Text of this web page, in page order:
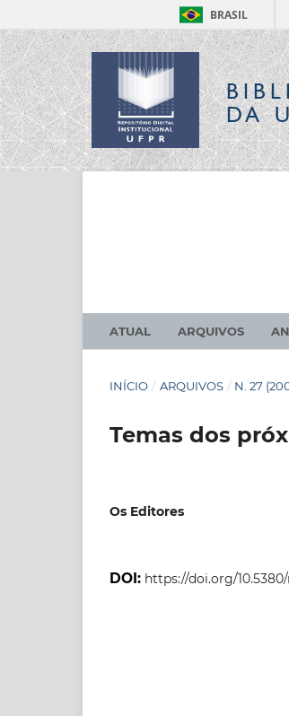
BRASIL
DA
ATUAL ARQUIVOS
INÍCIO / ARQUIVOS / N. 27
Temas dos
Os Editores
DOI: https://doi.org/10.5380/